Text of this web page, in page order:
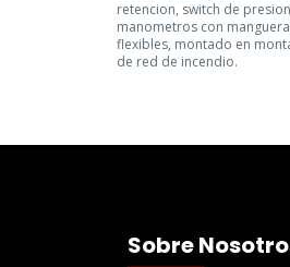
retencion, switch de
manometros con
flexibles, montado en
de red de incendio.
Sobre